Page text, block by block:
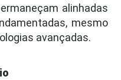
alinhadas
mesmo
avançadas.